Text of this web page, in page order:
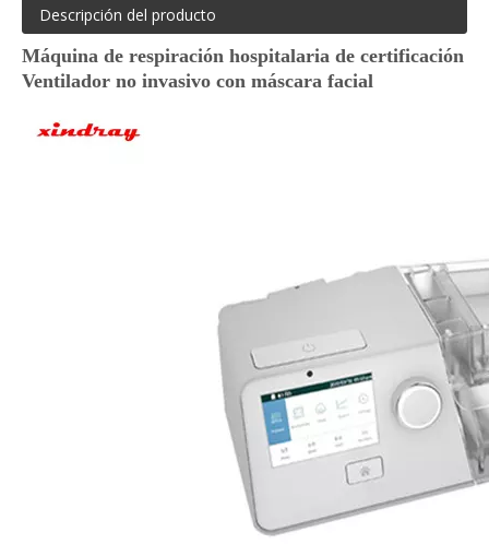
Descripción del producto
Máquina de respiración hospitalaria de certificación
Ventilador no invasivo con máscara facial